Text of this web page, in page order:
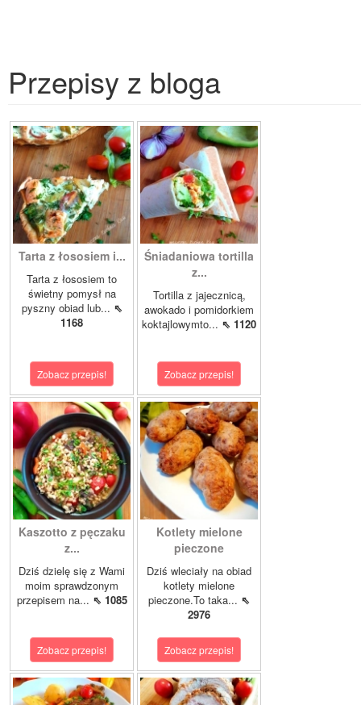
Przepisy z bloga
Tarta z łososiem i...
Tarta z łososiem to
świetny pomysł na
pyszny obiad lub... ⇖
1168
Zobacz przepis!
Śniadaniowa tortilla
z...
Tortilla z jajecznicą,
awokado i pomidorkiem
koktajlowymto... ⇖ 1120
Zobacz przepis!
Kaszotto z pęczaku
z...
Dziś dzielę się z Wami
moim sprawdzonym
przepisem na... ⇖ 1085
Zobacz przepis!
Kotlety mielone
pieczone
Dziś wleciały na obiad
kotlety mielone
pieczone.To taka... ⇖
2976
Zobacz przepis!